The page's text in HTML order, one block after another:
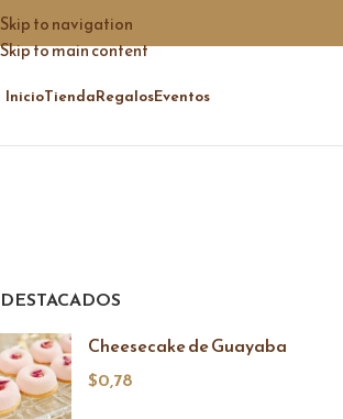
Skip to navigation
Skip to main content
InicioTiendaRegalosEventos
DESTACADOS
Cheesecake de Guayaba
$0,78